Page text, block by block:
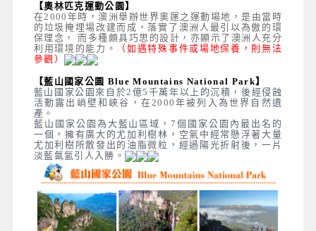
【奧林匹克運動公園】
在2000年時，澳洲舉辦世界奧運之運動場地，是由當時
的垃圾掩埋場改建而成，落實了澳洲人最引以為傲的環
保理念， 而多種頗具巧思的設計，亦顯示了澳洲人充分
利用環境的能力。
（如遇特殊事件或場地保養，則無法
參觀）
【藍山國家公園 Blue Mountains National Park】
藍山國家公園來自於2億5千萬年以上的沉積，後經侵蝕
活動露出峭壁和峽谷，在2000年被列入為世界自然遺
產。
藍山國家公園為大藍山區域，7個國家公園內最出名的
一個，擁有廣大的尤加利樹林，空氣中經常懸浮著大量
尤加利樹所散發出的油脂微粒，經過陽光折射後，一片
淡藍氤氳引人入勝。